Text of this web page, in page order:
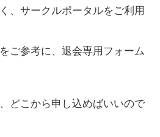
、サークルポータルをご利用
ご参考に、退会専用フォーム
どこから申し込めばいいので